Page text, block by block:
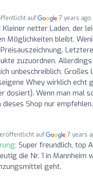
auf 7 years ago
Kleiner netter Laden, der
Möglichkeiten bleibt.
zuzuordnen.
unbeschreiblich. Großes
Whey wirklich echt
dosiert). Wenn man mal
Shop nur empfehlen.
auf 7 years
Super freundlich, top
die Nr. 1 in Mannheim
geht.